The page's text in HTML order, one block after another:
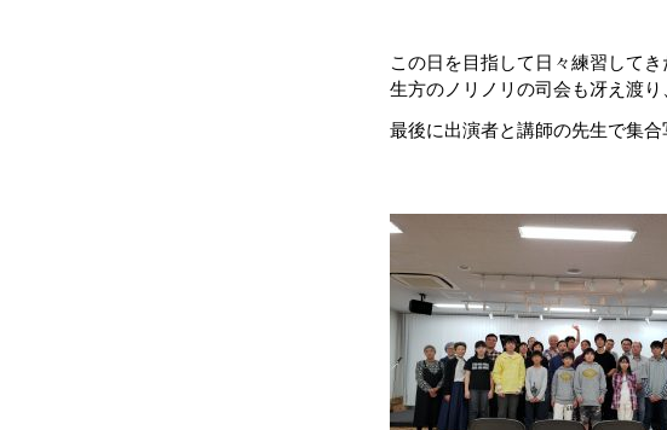
この日を目指して日々練習して
生方のノリノリの司会も冴え渡
最後に出演者と講師の先生で集